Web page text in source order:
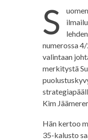
S
numerossa
valintaan
merkitystä
Kim
Hän kertoo
35-kalusto